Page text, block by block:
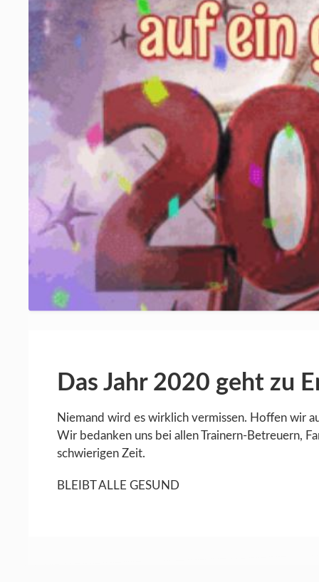
Das Jahr 2020 geht zu
Niemand wird es wirklich vermissen. Hoffen wir
Wir bedanken uns bei allen Trainern-Betreuern,
schwierigen Zeit.
BLEIBT ALLE GESUND